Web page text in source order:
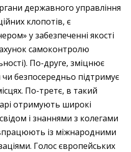
державного управління
клопотів, є
у забезпеченні якості
самоконтролю
По-друге, зміцнює
чи безпосередньо підтримує
По-третє, в такий
отримують широкі
і знаннями з колегами
із міжнародними
Голос європейських